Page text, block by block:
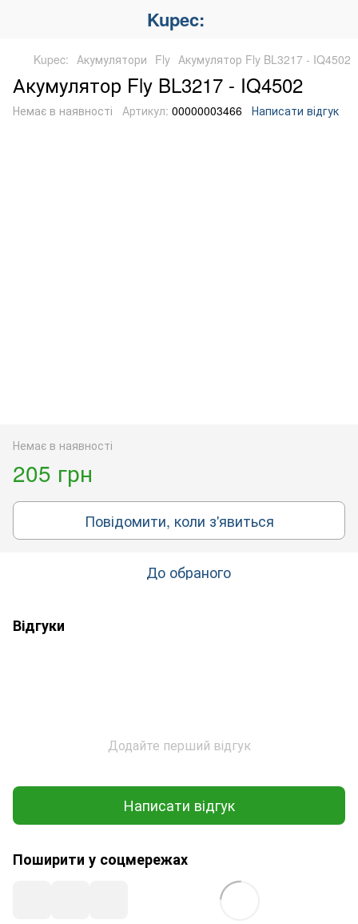
Kupec:
Kupec: Акумулятори Fly Акумулятор Fly BL3217 - IQ4502
Акумулятор Fly BL3217 - IQ4502
Немає в наявності Артикул: 00000003466 Написати відгук
Немає в наявності
205 грн
Повідомити, коли з'явиться
До обраного
Відгуки
Додайте перший відгук
Написати відгук
Поширити у соцмережах